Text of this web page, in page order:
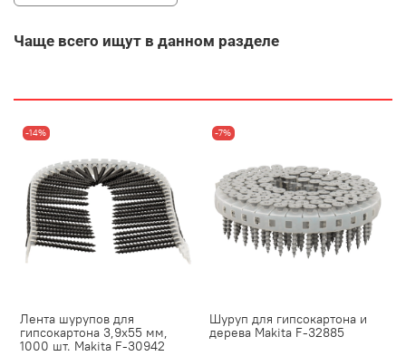
Чаще всего ищут в данном разделе
-14%
Лента шурупов для
гипсокартона 3,9х55 мм,
1000 шт. Makita F-30942
-7%
Шуруп для гипсокартона и
дерева Makita F-32885